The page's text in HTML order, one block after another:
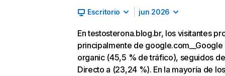
Escritorio jun 2026
En testosterona.blog.br, los visitantes
principalmente de google.com__Google
organic (45,5 % de tráfico), seguidos de
Directo a (23,24 %). En la mayoría de los